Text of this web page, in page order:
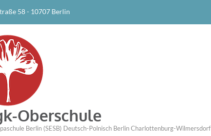
58 - 10707 Berlin
Oberschule
Berlin (SESB) Deutsch-Polnisch Berlin Charlottenburg-Wilmersdorf